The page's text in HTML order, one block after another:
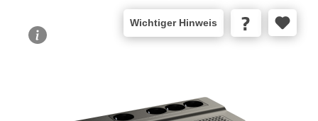
Wichtiger Hinweis